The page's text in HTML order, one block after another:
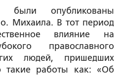
опубликованы
Михаила. В тот период
влияние на
православного
людей, пришедших
такие работы как: «Об